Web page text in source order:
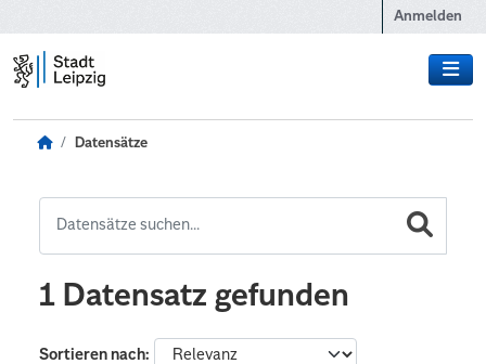
Anmelden
Datensätze
1 Datensatz gefunden
Sortieren nach